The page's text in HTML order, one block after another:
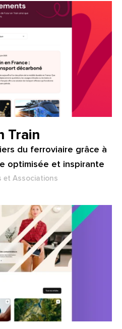
Train
du ferroviaire grâce à
optimisée et inspirante
et Associations